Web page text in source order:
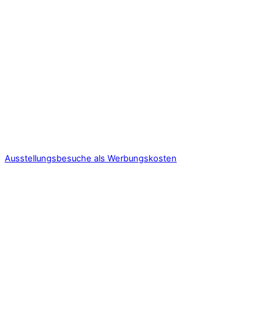
Ausstellungsbesuche als Werbungskosten